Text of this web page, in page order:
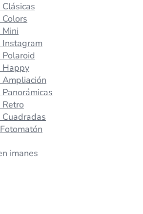
Mini
Instagram
Happy
Ampliación
Retro
Cuadradas
imanes